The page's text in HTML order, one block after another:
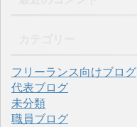
フリーランス向けブログ
代表ブログ
未分類
職員ブログ